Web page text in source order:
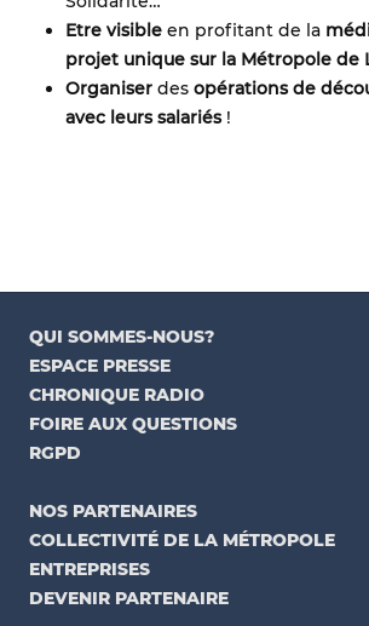
Etre visible en profitant de la
projet unique sur la Métropole de
Organiser des opérations de
avec leurs salariés!
QUI SOMMES-NOUS?
ESPACE PRESSE
CHRONIQUE RADIO
FOIRE AUX QUESTIONS
RGPD
NOS PARTENAIRES
COLLECTIVITÉ DE LA MÉTROPOLE
ENTREPRISES
DEVENIR PARTENAIRE